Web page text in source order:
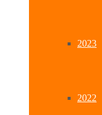
2023
2022